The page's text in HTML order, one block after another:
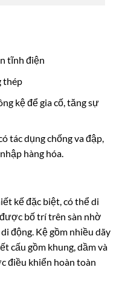
tĩnh điện
thép
kệ để gia cố, tăng sự
tác dụng chống va đập,
hàng hóa.
kế đặc biệt, có thể di
bố trí trên sàn nhờ
động. Kệ gồm nhiều dãy
cấu gồm khung, dầm và
điều khiển hoàn toàn